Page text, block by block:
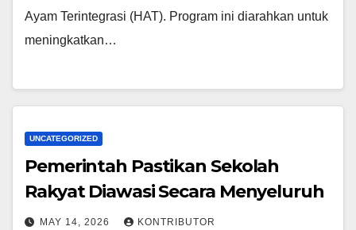
Ayam Terintegrasi (HAT). Program ini diarahkan untuk
meningkatkan…
UNCATEGORIZED
Pemerintah Pastikan Sekolah
Rakyat Diawasi Secara Menyeluruh
MAY 14, 2026 KONTRIBUTOR